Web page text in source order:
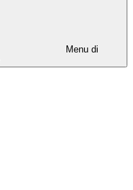
Menu di